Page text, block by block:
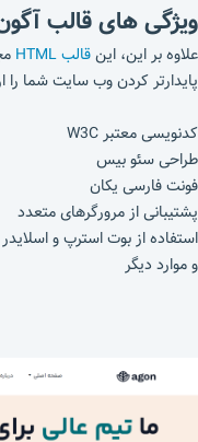
ویژگی های قالب
علاوه بر این، اینقالب HTML
پایدارتر کردن وب سایت شما را
کدنویسی معتبر W3C
طراحی سئو بیس
فونت فارسی یکان
پشتیبانی از مرورگرهای متعدد
استفاده از بوت استرپ و
و موارد دیگر